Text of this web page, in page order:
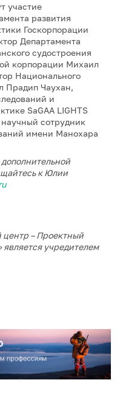
участие
развития
Госкорпорации
Департамента
судостроения
корпорации Михаил
Национального
Прадип Чаухан,
и
SaGAA LIGHTS
сотрудник
имени Манохара
к Юлии
– Проектный
учредителем